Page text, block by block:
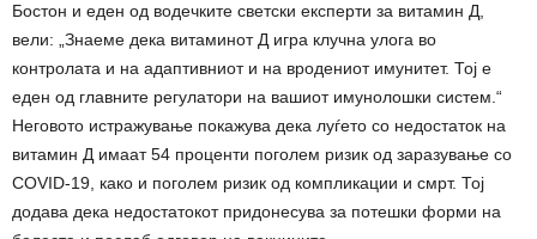
Бостон и еден од водечките светски експерти за витамин Д,
вели: „Знаеме дека витаминот Д игра клучна улога во
контролата и на адаптивниот и на вродениот имунитет. Тој е
еден од главните регулатори на вашиот имунолошки систем.“
Неговото истражување покажува дека луѓето со недостаток на
витамин Д имаат 54 проценти поголем ризик од заразување со
COVID-19, како и поголем ризик од компликации и смрт. Тој
додава дека недостатокот придонесува за потешки форми на